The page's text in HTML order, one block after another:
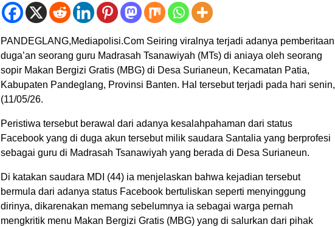
PANDEGLANG,Mediapolisi.Com Seiring viralnya terjadi adanya pemberitaan
duga’an seorang guru Madrasah Tsanawiyah (MTs) di aniaya oleh seorang
sopir Makan Bergizi Gratis (MBG) di Desa Surianeun, Kecamatan Patia,
Kabupaten Pandeglang, Provinsi Banten. Hal tersebut terjadi pada hari senin,
(11/05/26.
Peristiwa tersebut berawal dari adanya kesalahpahaman dari status
Facebook yang di duga akun tersebut milik saudara Santalia yang berprofesi
sebagai guru di Madrasah Tsanawiyah yang berada di Desa Surianeun.
Di katakan saudara MDI (44) ia menjelaskan bahwa kejadian tersebut
bermula dari adanya status Facebook bertuliskan seperti menyinggung
dirinya, dikarenakan memang sebelumnya ia sebagai warga pernah
mengkritik menu Makan Bergizi Gratis (MBG) yang di salurkan dari pihak